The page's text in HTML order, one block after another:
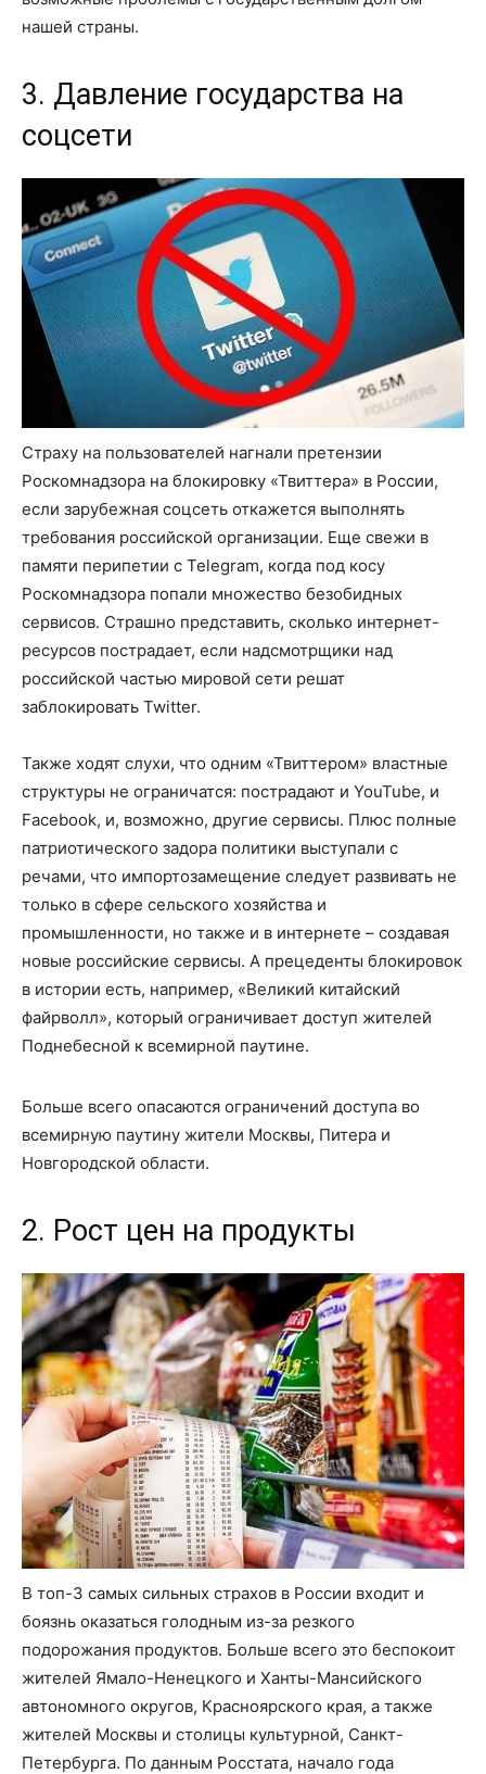
нашей страны.
3. Давление государства на
соцсети
Страху на пользователей нагнали претензии
Роскомнадзора на блокировку «Твиттера» в России,
если зарубежная соцсеть откажется выполнять
требования российской организации. Еще свежи в
памяти перипетии с Telegram, когда под косу
Роскомнадзора попали множество безобидных
сервисов. Страшно представить, сколько интернет-
ресурсов пострадает, если надсмотрщики над
российской частью мировой сети решат
заблокировать Twitter.
Также ходят слухи, что одним «Твиттером» властные
структуры не ограничатся: пострадают и YouTube, и
Facebook, и, возможно, другие сервисы. Плюс полные
патриотического задора политики выступали с
речами, что импортозамещение следует развивать не
только в сфере сельского хозяйства и
промышленности, но также и в интернете – создавая
новые российские сервисы. А прецеденты блокировок
в истории есть, например, «Великий китайский
файрволл», который ограничивает доступ жителей
Поднебесной к всемирной паутине.
Больше всего опасаются ограничений доступа во
всемирную паутину жители Москвы, Питера и
Новгородской области.
2. Рост цен на продукты
В топ-3 самых сильных страхов в России входит и
боязнь оказаться голодным из-за резкого
подорожания продуктов. Больше всего это беспокоит
жителей Ямало-Ненецкого и Ханты-Мансийского
автономного округов, Красноярского края, а также
жителей Москвы и столицы культурной, Санкт-
Петербурга. По данным Росстата, начало года